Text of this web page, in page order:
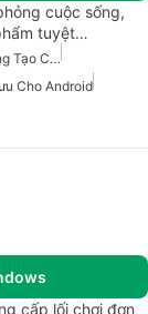
cuộc sống,
tuyệt…
Các Trò Chơi Sinh Tồn Và Sáng Tạo Cho Android
Cho Android
cấp lối chơi đơn